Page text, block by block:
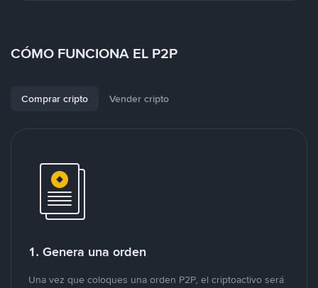
CÓMO FUNCIONA EL P2P
Comprar cripto Vender cripto
1. Genera una orden
Una vez que coloques una orden P2P, el criptoactivo será